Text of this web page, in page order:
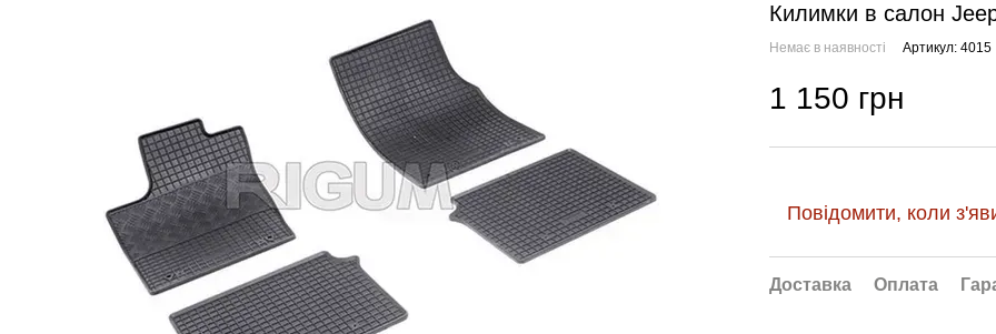
Килимки в салон
Немає в наявності Артикул: 4015
1 150 грн
Повідомити, коли
Доставка Оплата